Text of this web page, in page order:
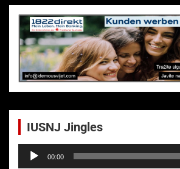
IUSNJ Jingles
Audio-
Player
00:00